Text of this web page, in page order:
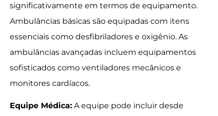
significativamente em termos de equipamento.
Ambulâncias básicas são equipadas com itens
essenciais como desfibriladores e oxigênio. As
ambulâncias avançadas incluem equipamentos
sofisticados como ventiladores mecânicos e
monitores cardíacos.
Equipe Médica: A equipe pode incluir desde